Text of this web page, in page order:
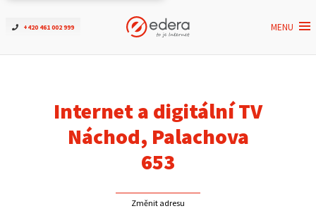
+420 461 002 999 MENU
Ověřit dostupnost
ČEZNET TV
Internet a digitální TV
Náchod, Palachova
653
Změnit adresu